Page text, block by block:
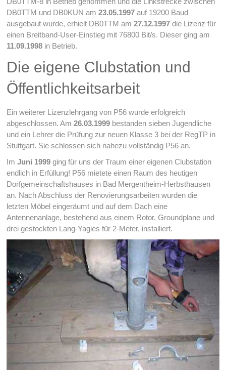
DB0TTM und DB0KUN am23.05.1997 auf 19200 Baud
ausgebaut wurde, erhielt DB0TTM am27.12.1997 die Lizenz für
einen Breitband-User-Einstieg mit 76800 Bit/s. Dieser ging am
11.09.1998 in Betrieb.
Die eigene Clubstation und
Öffentlichkeitsarbeit
Ein weiterer Lizenzlehrgang von P56 wurde erfolgreich
abgeschlossen. Am26.03.1999 bestanden sieben Jugendliche
und ein Lehrer die Prüfung zur neuen Klasse 3 bei der RegTP in
Stuttgart. Sie schlossen sich nahezu vollständig P56 an.
ImJuni 1999 ging für uns der Traum einer eigenen Clubstation
endlich in Erfüllung! P56 mietete einen Raum des heutigen
Dorfgemeinschaftshauses in Bad Mergentheim-Herbsthausen
an. Nach Abschluss der Renovierungsarbeiten wurden die
letzten Möbel eingeräumt und auf dem Dach eine
Antennenanlage, bestehend aus einem Rotor, Groundplane und
drei gestockten Lang-Yagies für 2-Meter, installiert.